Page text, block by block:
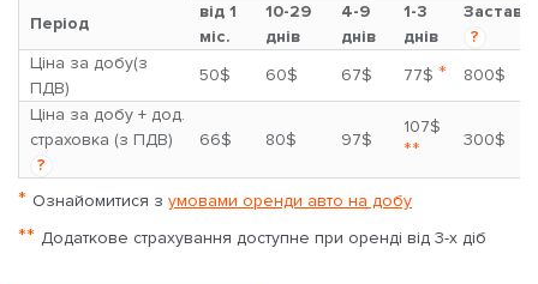
Період
від 1
міс.
10-29
днів
4-9
днів
1-3
днів
Застава
?
Ціна за добу(з
ПДВ)
50$ 60$ 67$ 77$ *
800$
Ціна за добу + дод.
страховка (з ПДВ)
?
66$ 80$ 97$
107$
** 300$
* Ознайомитися з умовами оренди авто на добу
** Додаткове страхування доступне при оренді від 3-х діб